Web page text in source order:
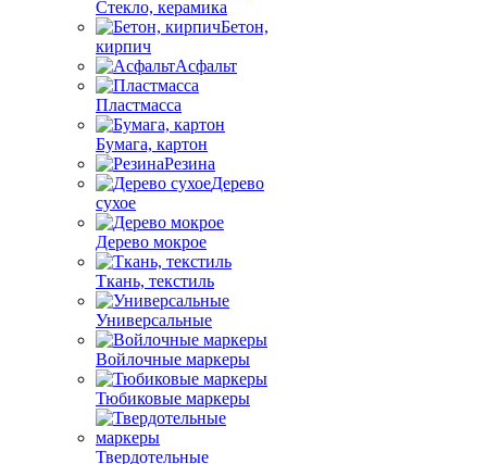
Стекло, керамика
Бетон,
кирпич
Асфальт
Пластмасса
Бумага, картон
Резина
Дерево
сухое
Дерево мокрое
Ткань, текстиль
Универсальные
Войлочные маркеры
Тюбиковые маркеры
Твердотельные